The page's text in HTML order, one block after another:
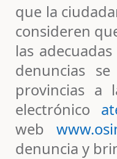
que la
consideren
las
denuncias
provincias a
electrónico
web
denuncia y